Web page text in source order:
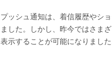
プッシュ通知は、着信履歴やシ
ました。しかし、昨今ではさま
表示することが可能になりました